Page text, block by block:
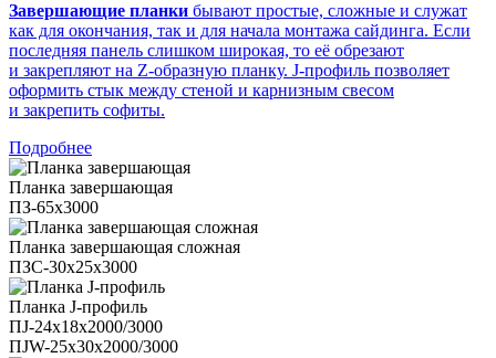
Завершающие планки бывают простые, сложные и служат
как для окончания, так и для начала монтажа сайдинга. Если
последняя панель слишком широкая, то её обрезают
и закрепляют на Z-образную планку. J-профиль позволяет
оформить стык между стеной и карнизным свесом
и закрепить софиты.
Подробнее
Планка завершающая
ПЗ-65х3000
Планка завершающая сложная
ПЗС-30х25х3000
Планка J-профиль
ПJ-24х18х2000/3000
ПJW-25х30х2000/3000